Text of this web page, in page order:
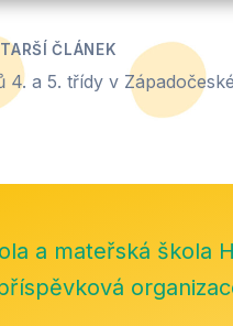
a mateřská škola